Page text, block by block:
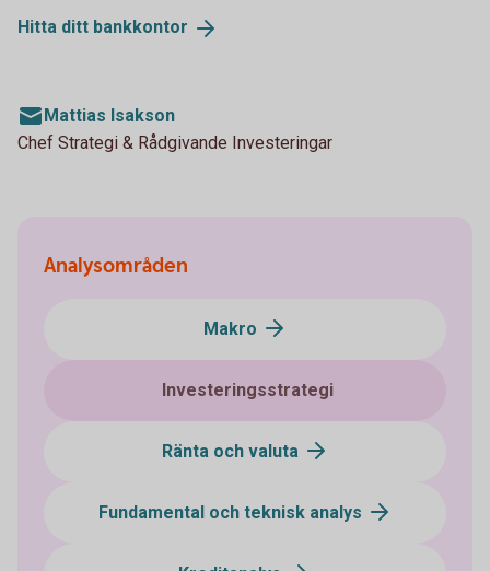
Hitta ditt bankkontor
Mattias Isakson
Chef Strategi & Rådgivande Investeringar
Analysområden
Makro
Investeringsstrategi
Ränta och valuta
Fundamental och teknisk analys